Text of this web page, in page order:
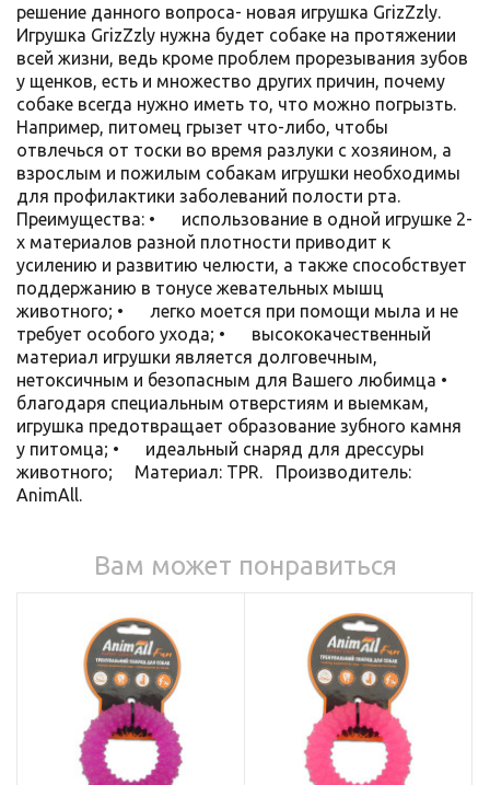
решение данного вопроса- новая игрушка GrizZzly.
Игрушка GrizZzly нужна будет собаке на протяжении
всей жизни, ведь кроме проблем прорезывания зубов
у щенков, есть и множество других причин, почему
собаке всегда нужно иметь то, что можно погрызть.
Например, питомец грызет что-либо, чтобы
отвлечься от тоски во время разлуки с хозяином, а
взрослым и пожилым собакам игрушки необходимы
для профилактики заболеваний полости рта.
Преимущества: • использование в одной игрушке 2-
х материалов разной плотности приводит к
усилению и развитию челюсти, а также способствует
поддержанию в тонусе жевательных мышц
животного; • легко моется при помощи мыла и не
требует особого ухода; • высококачественный
материал игрушки является долговечным,
нетоксичным и безопасным для Вашего любимца •
благодаря специальным отверстиям и выемкам,
игрушка предотвращает образование зубного камня
у питомца; • идеальный снаряд для дрессуры
животного; Материал: TPR. Производитель:
AnimAll.
Вам может понравиться